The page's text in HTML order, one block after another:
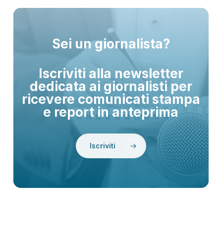
Sei un giornalista?
Iscriviti alla newsletter
dedicata ai giornalisti per
ricevere comunicati stampa
e report in anteprima
Iscriviti